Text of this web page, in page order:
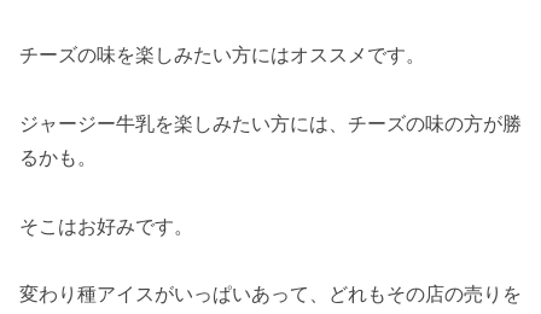
チーズの味を楽しみたい方にはオススメです。
ジャージー牛乳を楽しみたい方には、チーズの味の方が勝
るかも。
そこはお好みです。
変わり種アイスがいっぱいあって、どれもその店の売りを